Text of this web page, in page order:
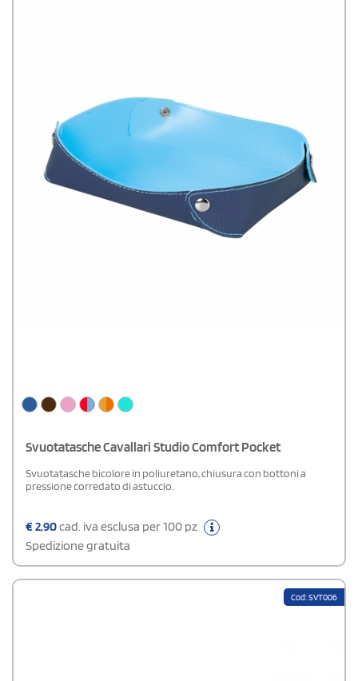
Svuotatasche Cavallari Studio Comfort Pocket
Svuotatasche bicolore in poliuretano, chiusura con bottoni a
pressione corredato di astuccio.
€2,90cad. iva esclusa per 100 pz
Spedizione gratuita
Cod: SVT006